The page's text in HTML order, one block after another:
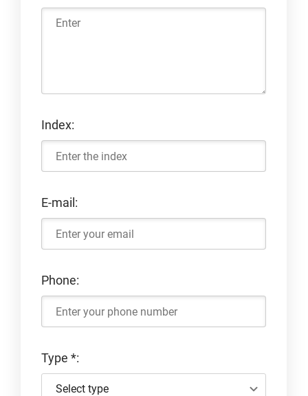
Index:
E-mail:
Phone:
Type *:
Select type